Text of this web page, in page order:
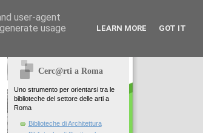
Cerc@rti a Roma
Uno strumento per orientarsi tra le
biblioteche del settore delle arti a
Roma
Biblioteche di Architettura
user-agent
usage
LEARN MORE GOT IT